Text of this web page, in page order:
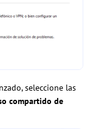
seleccione las
compartido de